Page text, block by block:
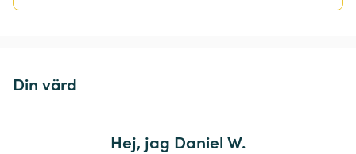
Din värd
Hej, jag Daniel W.